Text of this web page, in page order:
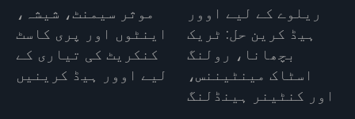
موثر سیمنٹ، شیشہ،
اینٹوں اور پری کاسٹ
کنکریٹ کی تیاری کے
لیے اوور ہیڈ کرینیں
ریلوے کے لیے اوور
ہیڈ کرین حل: ٹریک
بچھانا، رولنگ
اسٹاک مینٹیننس،
اور کنٹینر ہینڈلنگ